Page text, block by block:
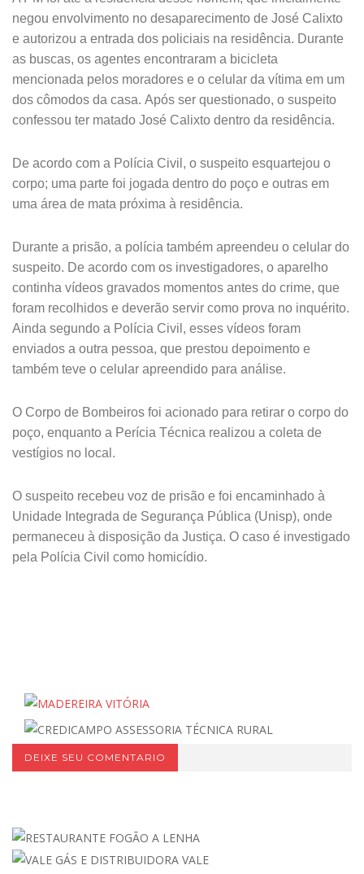
negou envolvimento no desaparecimento de José Calixto
e autorizou a entrada dos policiais na residência. Durante
as buscas, os agentes encontraram a bicicleta
mencionada pelos moradores e o celular da vítima em um
dos cômodos da casa. Após ser questionado, o suspeito
confessou ter matado José Calixto dentro da residência.
De acordo com a Polícia Civil, o suspeito esquartejou o
corpo; uma parte foi jogada dentro do poço e outras em
uma área de mata próxima à residência.
Durante a prisão, a polícia também apreendeu o celular do
suspeito. De acordo com os investigadores, o aparelho
continha vídeos gravados momentos antes do crime, que
foram recolhidos e deverão servir como prova no inquérito.
Ainda segundo a Polícia Civil, esses vídeos foram
enviados a outra pessoa, que prestou depoimento e
também teve o celular apreendido para análise.
O Corpo de Bombeiros foi acionado para retirar o corpo do
poço, enquanto a Perícia Técnica realizou a coleta de
vestígios no local.
O suspeito recebeu voz de prisão e foi encaminhado à
Unidade Integrada de Segurança Pública (Unisp), onde
permaneceu à disposição da Justiça. O caso é investigado
pela Polícia Civil como homicídio.
DEIXE SEU COMENTARIO